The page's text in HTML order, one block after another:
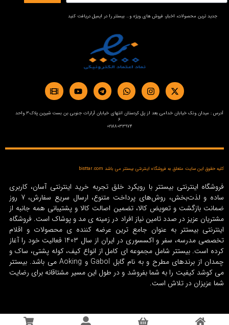
جدید ترین محصولات، اخبار، فروش های ویژه و… بیستتر را در ایمیل دریافت کنید
آدرس : میدان ونک خیابان خدامی بعد از پل کردستان انتهای خیابان آرارات جنوبی بن بست شیرین پلاک3 واحد
6
02188033974
کلیه حقوق این سایت متعلق به فروشگاه اینترنتی بیستتر می باشد bisttar.com
فروشگاه اینترنتی بیستتر با رویکرد خلق تجربه خرید اینترنتی آسان، کاربری
ساده و لذت‌بخش، روش‌های پرداخت متنوع، ارسال سریع سفارش، 7 روز
ضمانت بازگشت و تعویض کالا، تضمین اصالت کالا و پشتیبانی همه جانبه از
مشتریان عزیز در صدد تامین نیاز افراد در زمینه‌ ی مد و پوشاک است. فروشگاه
اینترنتی بیستتر به عنوان جامع ترین عرضه کننده ی محصولات و اقلام
تخصصی مدرسه، سفر و اکسسوری در ایران از سال 1403 فعالیت خود را آغاز
کرده است. بیستتر شامل مجموعه ای کامل از انواع کیف، کوله پشتی، ساک و
چمدان از برندهای مطرح و به نام گابل Gabol و Aoking می باشد. بیستتر
می کوشد کیفیت را به شما بفروشد و در طول این مسیر مشتاقانه برای رضایت
شما عزیزان در تلاش است.